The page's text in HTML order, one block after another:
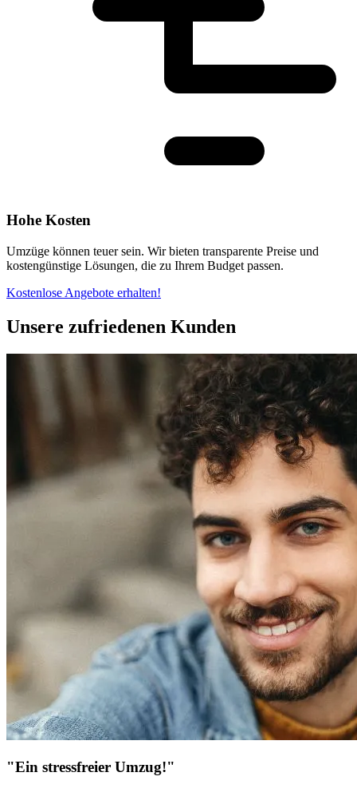
Hohe Kosten
Umzüge können teuer sein. Wir bieten transparente Preise und
kostengünstige Lösungen, die zu Ihrem Budget passen.
Kostenlose Angebote erhalten!
Unsere zufriedenen Kunden
"Ein stressfreier Umzug!"